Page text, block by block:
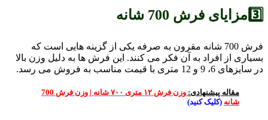
3️⃣مزایای فرش 700 شانه
فرش 700 شانه مقرون به صرفه یکی از گزینه هایی است که
بسیاری از افراد به آن فکر می کنند. این فرش ها به دلیل وزن بالا
در سایزهای 6، 9 و 12 متری با قیمت مناسب به فروش می رسد.
مقاله پیشنهادی:
وزن فرش ۱۲ متری ۷۰۰ شانه | وزن فرش 700
شانه (کلیک کنید)